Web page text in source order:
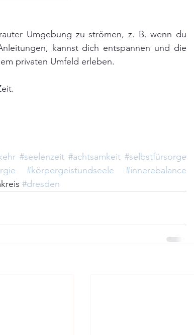
Umgebung zu strömen, z. B. wenn du
kannst dich entspannen und die
privaten Umfeld erleben.
#seelenzeit #achtsamkeit #selbstfürsorge
#körpergeistundseele
#innerebalance
#dresden